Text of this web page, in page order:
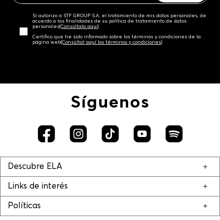
Sí autorizo a STF GROUP S.A. el tratamiento de mis datos personales, de
acuerdo a las finalidades de su política de tratamiento de datos
personales‎(Consúltala aquí)
Certifico que he sido informado sobre los términos y condiciones de la
página web‎(Consúltal aquí los términos y condiciones)
Síguenos
Descubre ELA
Links de interés
Políticas